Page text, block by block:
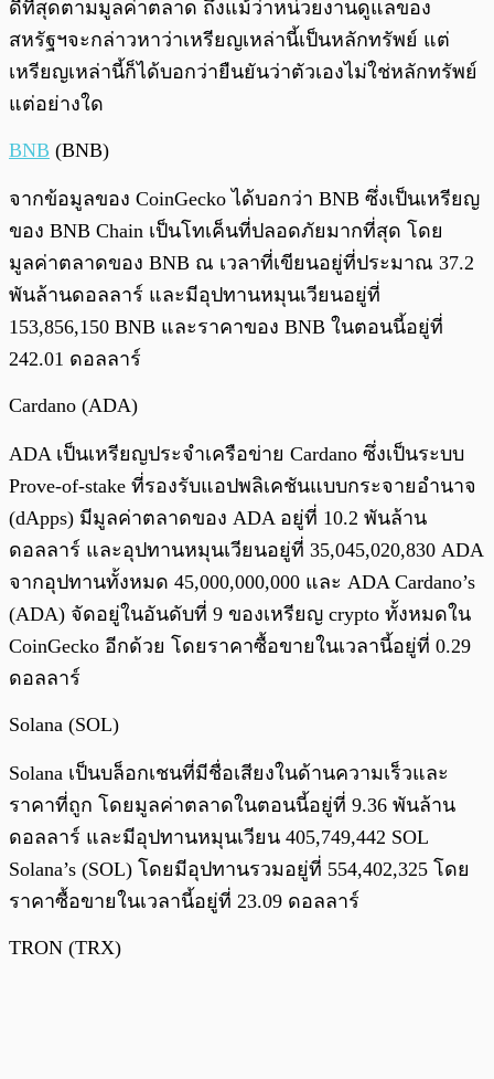
ดีที่สุดตามมูลค่าตลาด ถึงแม้ว่าหน่วยงานดูแลของ
สหรัฐฯจะกล่าวหาว่าเหรียญเหล่านี้เป็นหลักทรัพย์ แต่
เหรียญเหล่านี้ก็ได้บอกว่ายืนยันว่าตัวเองไม่ใช่หลักทรัพย์
แต่อย่างใด
BNB (BNB)
จากข้อมูลของ CoinGecko ได้บอกว่า BNB ซึ่งเป็นเหรียญ
ของ BNB Chain เป็นโทเค็นที่ปลอดภัยมากที่สุด โดย
มูลค่าตลาดของ BNB ณ เวลาที่เขียนอยู่ที่ประมาณ 37.2
พันล้านดอลลาร์ และมีอุปทานหมุนเวียนอยู่ที่
153,856,150 BNB และราคาของ BNB ในตอนนี้อยู่ที่
242.01 ดอลลาร์
Cardano (ADA)
ADA เป็นเหรียญประจำเครือข่าย Cardano ซึ่งเป็นระบบ
Prove-of-stake ที่รองรับแอปพลิเคชันแบบกระจายอำนาจ
(dApps) มีมูลค่าตลาดของ ADA อยู่ที่ 10.2 พันล้าน
ดอลลาร์ และอุปทานหมุนเวียนอยู่ที่ 35,045,020,830 ADA
จากอุปทานทั้งหมด 45,000,000,000 และ ADA Cardano’s
(ADA) จัดอยู่ในอันดับที่ 9 ของเหรียญ crypto ทั้งหมดใน
CoinGecko อีกด้วย โดยราคาซื้อขายในเวลานี้อยู่ที่ 0.29
ดอลลาร์
Solana (SOL)
Solana เป็นบล็อกเชนที่มีชื่อเสียงในด้านความเร็วและ
ราคาที่ถูก โดยมูลค่าตลาดในตอนนี้อยู่ที่ 9.36 พันล้าน
ดอลลาร์ และมีอุปทานหมุนเวียน 405,749,442 SOL
Solana’s (SOL) โดยมีอุปทานรวมอยู่ที่ 554,402,325 โดย
ราคาซื้อขายในเวลานี้อยู่ที่ 23.09 ดอลลาร์
TRON (TRX)